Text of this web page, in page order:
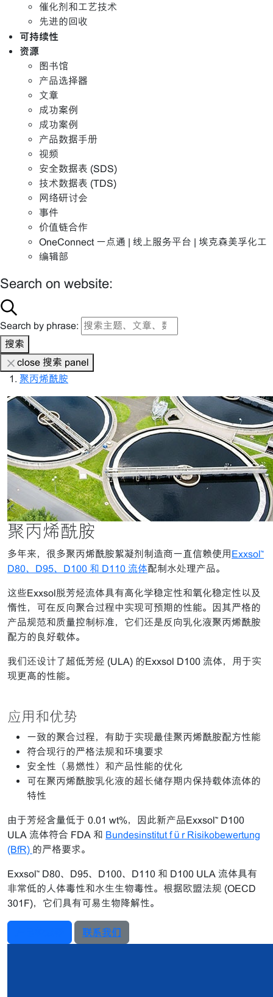
催化剂和工艺技术
先进的回收
可持续性
资源
图书馆
产品选择器
文章
成功案例
成功案例
产品数据手册
视频
安全数据表 (SDS)
技术数据表 (TDS)
网络研讨会
事件
价值链合作
OneConnect 一点通 | 线上服务平台 | 埃克森美孚化工
编辑部
Search on website:
Search by phrase:
搜索
close 搜索 panel
聚丙烯酰胺
聚丙烯酰胺
多年来，很多聚丙烯酰胺絮凝剂制造商一直信赖使用Exxsol™
D80、D95、D100 和 D110 流体配制水处理产品。
这些Exxsol脱芳烃流体具有高化学稳定性和氧化稳定性以及
惰性，可在反向聚合过程中实现可预期的性能。因其严格的
产品规范和质量控制标准，它们还是反向乳化液聚丙烯酰胺
配方的良好载体。
我们还设计了超低芳烃 (ULA) 的Exxsol D100 流体，用于实
现更高的性能。
应用和优势
一致的聚合过程，有助于实现最佳聚丙烯酰胺配方性能
符合现行的严格法规和环境要求
安全性（易燃性）和产品性能的优化
可在聚丙烯酰胺乳化液的超长储存期内保持载体流体的
特性
由于芳烃含量低于 0.01 wt%，因此新产品Exxsol™ D100
ULA 流体符合 FDA 和 Bundesinstitut für Risikobewertung
(BfR) 的严格要求。
Exxsol™ D80、D95、D100、D110 和 D100 ULA 流体具有
非常低的人体毒性和水生生物毒性。根据欧盟法规 (OECD
301F)，它们具有可易生物降解性。
联系我们